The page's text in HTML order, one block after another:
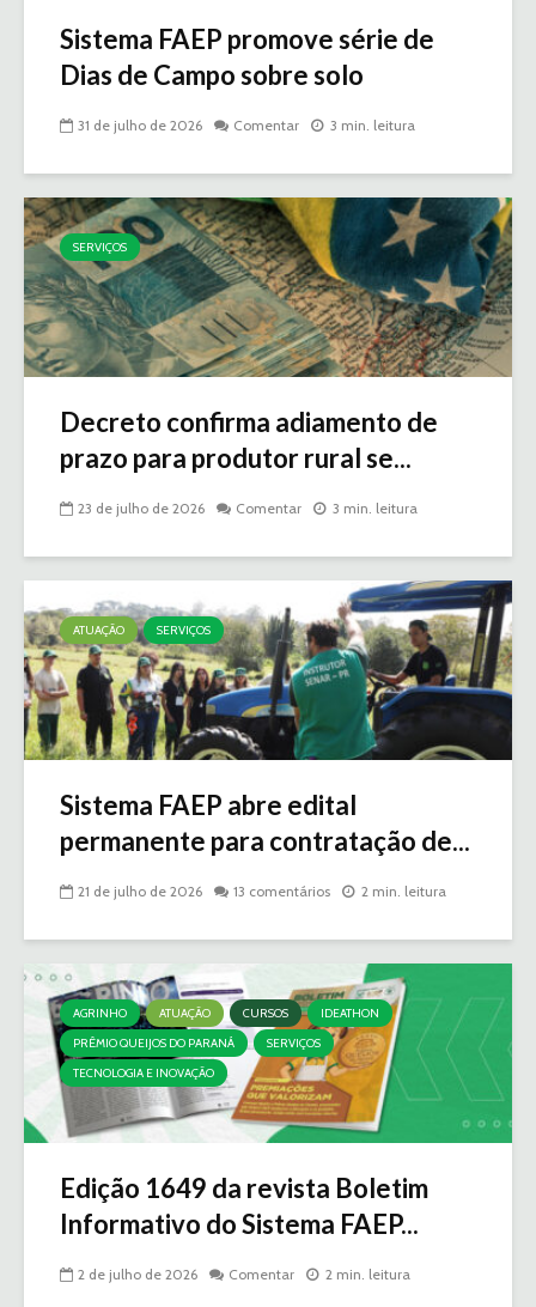
Sistema FAEP promove série de
Dias de Campo sobre solo
31 de julho de 2026 Comentar 3 min. leitura
SERVIÇOS
Decreto confirma adiamento de
prazo para produtor rural se...
23 de julho de 2026 Comentar 3 min. leitura
ATUAÇÃO SERVIÇOS
Sistema FAEP abre edital
permanente para contratação de...
21 de julho de 2026 13 comentários 2 min. leitura
AGRINHO ATUAÇÃO CURSOS
IDEATHON
PRÊMIO QUEIJOS DO PARANÁ
SERVIÇOS
TECNOLOGIA E INOVAÇÃO
Edição 1649 da revista Boletim
Informativo do Sistema FAEP...
2 de julho de 2026 Comentar 2 min. leitura